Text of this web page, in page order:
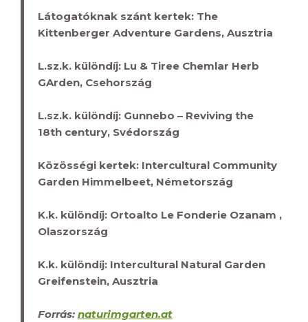
Látogatóknak szánt kertek: The
Kittenberger Adventure Gardens, Ausztria
L.sz.k. különdíj: Lu & Tiree Chemlar Herb
GArden, Csehország
L.sz.k. különdíj: Gunnebo – Reviving the
18th century, Svédország
Közösségi kertek: Intercultural Community
Garden Himmelbeet, Németország
K.k. különdíj: Ortoalto Le Fonderie Ozanam ,
Olaszország
K.k. különdíj: Intercultural Natural Garden
Greifenstein, Ausztria
Forrás: naturimgarten.at